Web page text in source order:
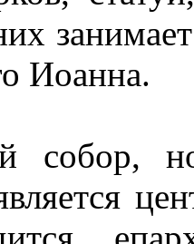
Иоанна.
собор,